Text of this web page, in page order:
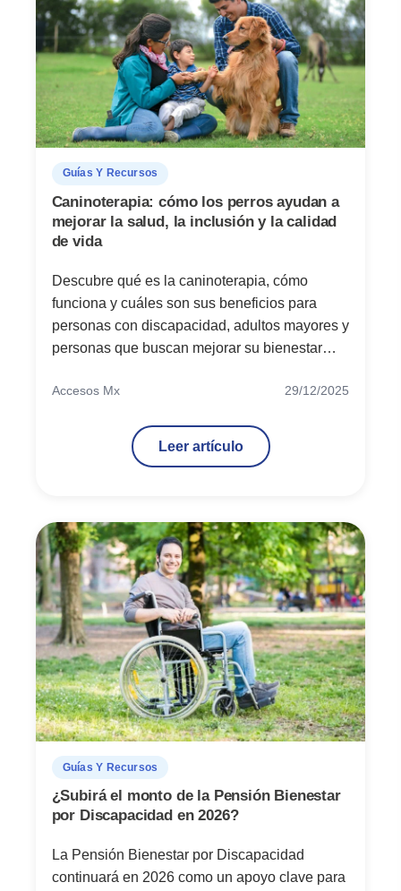
Guías Y Recursos
Caninoterapia: cómo los perros ayudan a
mejorar la salud, la inclusión y la calidad
de vida
Descubre qué es la caninoterapia, cómo
funciona y cuáles son sus beneficios para
personas con discapacidad, adultos mayores y
personas que buscan mejorar su bienestar
Accesos Mx 29/12/2025
Leer artículo
Guías Y Recursos
¿Subirá el monto de la Pensión Bienestar
por Discapacidad en 2026?
La Pensión Bienestar por Discapacidad
continuará en 2026 como un apoyo clave para